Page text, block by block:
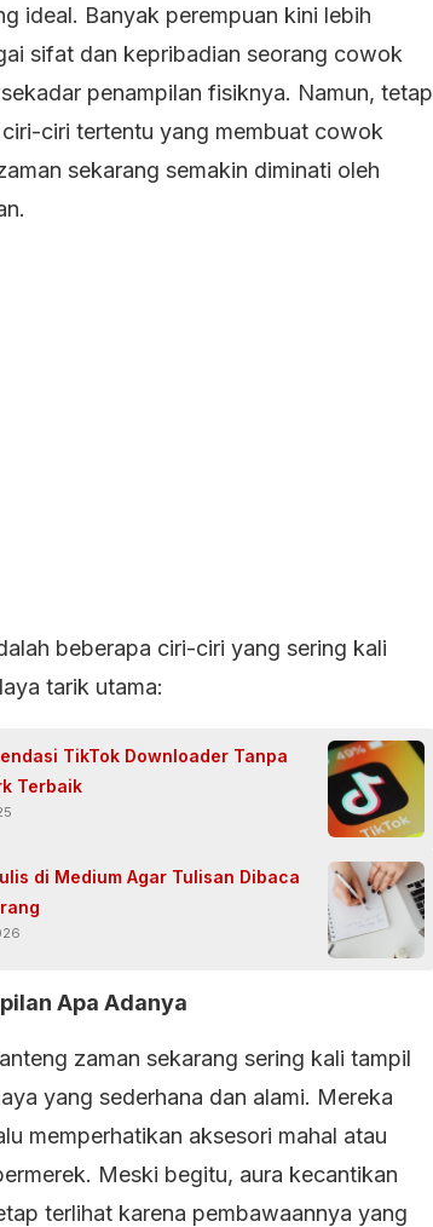
ideal. Banyak perempuan kini lebih
sifat dan kepribadian seorang cowok
penampilan fisiknya. Namun, tetap
ciri tertentu yang membuat cowok
sekarang semakin diminati oleh
beberapa ciri-ciri yang sering kali
tarik utama:
TikTok Downloader Tanpa
Terbaik
di Medium Agar Tulisan Dibaca
Apa Adanya
zaman sekarang sering kali tampil
yang sederhana dan alami. Mereka
memperhatikan aksesori mahal atau
Meski begitu, aura kecantikan
terlihat karena pembawaannya yang